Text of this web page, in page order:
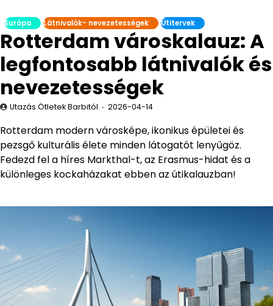
Európa Látnivalók- nevezetességek Útitervek
Rotterdam városkalauz: A
legfontosabb látnivalók és
nevezetességek
Utazás Ötletek Barbitól 2026-04-14
Rotterdam modern városképe, ikonikus épületei és
pezsgő kulturális élete minden látogatót lenyűgöz.
Fedezd fel a híres Markthal-t, az Erasmus-hidat és a
különleges kockaházakat ebben az útikalauzban!